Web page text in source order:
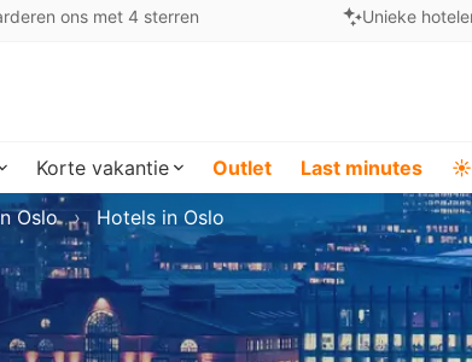
ons met 4 sterren Unieke
Korte vakantie Outlet Last minutes ☀️
Oslo Hotels in Oslo